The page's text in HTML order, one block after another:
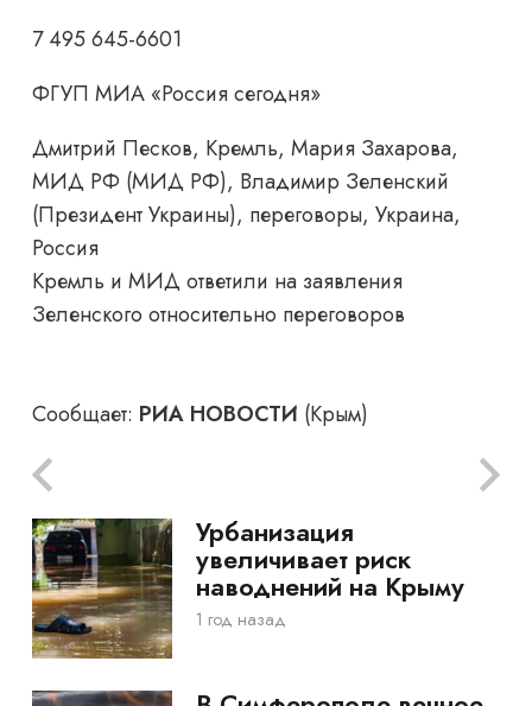
7 495 645-6601
ФГУП МИА «Россия сегодня»
Дмитрий Песков, Кремль, Мария Захарова,
МИД РФ (МИД РФ), Владимир Зеленский
(Президент Украины), переговоры, Украина,
Россия
Кремль и МИД ответили на заявления
Зеленского относительно переговоров
Сообщает: РИА НОВОСТИ (Крым)
Урбанизация
увеличивает риск
наводнений на Крыму
1 год назад